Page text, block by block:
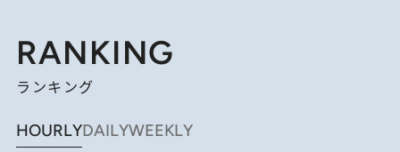
RANKING
ランキング
HOURLYDAILYWEEKLY